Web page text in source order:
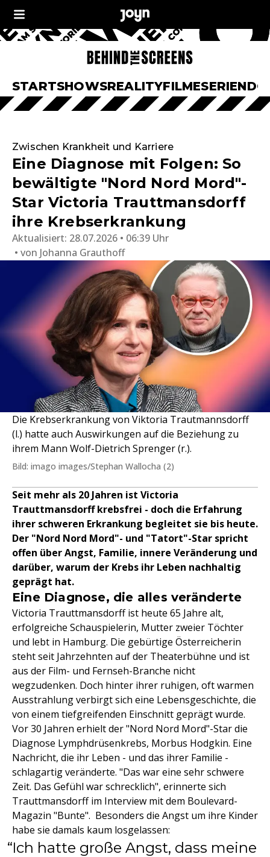
STARTSHOWSREALITYFILMESERIEN
Zwischen Krankheit und Karriere
Eine Diagnose mit Folgen: So
bewältigte "Nord Nord Mord"-
Star Victoria Trauttmansdorff
ihre Krebserkrankung
Aktualisiert: 28.07.2026 • 06:39 Uhr
von Johanna Grauthoff
Die Krebserkrankung von Viktoria Trautmannsdorff
(l.) hatte auch Auswirkungen auf die Beziehung zu
ihrem Mann Wolf-Dietrich Sprenger (r.).
Bild: imago images/Stephan Wallocha (2)
Seit mehr als 20 Jahren ist Victoria
Trauttmansdorff krebsfrei - doch die Erfahrung
ihrer schweren Erkrankung begleitet sie bis heute.
Der "Nord Nord Mord"- und "Tatort"-Star spricht
offen über Angst, Familie, innere Veränderung und
darüber, warum der Krebs ihr Leben nachhaltig
geprägt hat.
Eine Diagnose, die alles veränderte
Victoria Trauttmansdorff ist heute 65 Jahre alt,
erfolgreiche Schauspielerin, Mutter zweier Töchter
und lebt in Hamburg. Die gebürtige Österreicherin
steht seit Jahrzehnten auf der Theaterbühne und ist
aus der Film- und Fernseh-Branche nicht
wegzudenken. Doch hinter ihrer ruhigen, oft warmen
Ausstrahlung verbirgt sich eine Lebensgeschichte, die
von einem tiefgreifenden Einschnitt geprägt wurde.
Vor 30 Jahren erhielt der "Nord Nord Mord"-Star die
Diagnose Lymphdrüsenkrebs, Morbus Hodgkin. Eine
Nachricht, die ihr Leben - und das ihrer Familie -
schlagartig veränderte. "Das war eine sehr schwere
Zeit. Das Gefühl war schrecklich", erinnerte sich
Trauttmansdorff im Interview mit dem Boulevard-
Magazin "Bunte". Besonders die Angst um ihre Kinder
habe sie damals kaum losgelassen:
Ich hatte große Angst, dass meine